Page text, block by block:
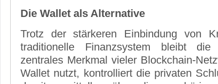
Die Wallet als Alternative
Trotz der stärkeren Einbindung von
traditionelle Finanzsystem bleibt die
zentrales Merkmal vieler Blockchain-
Wallet nutzt, kontrolliert die privaten